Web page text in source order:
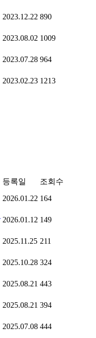
2023.12.22 890
2023.08.02 1009
2023.07.28 964
2023.02.23 1213
등록일
조회수
2026.01.22 164
2026.01.12 149
2025.11.25 211
2025.10.28 324
2025.08.21 443
2025.08.21 394
2025.07.08 444